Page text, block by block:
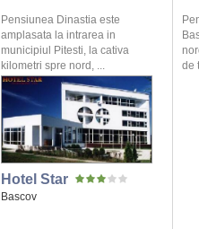
Pensiunea Dinastia este
amplasata la intrarea in
municipiul Pitesti, la cativa
kilometri spre nord, ...
de
Hotel Star
Bascov